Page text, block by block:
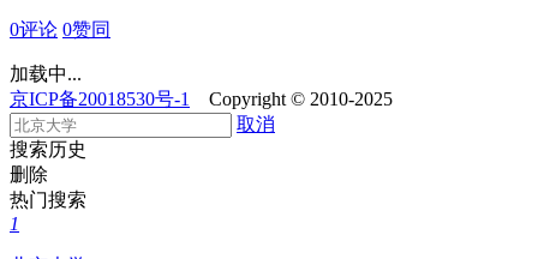
0评论 0赞同
加载中...
京ICP备20018530号-1
Copyright © 2010-2025
取消
搜索历史
删除
热门搜索
1